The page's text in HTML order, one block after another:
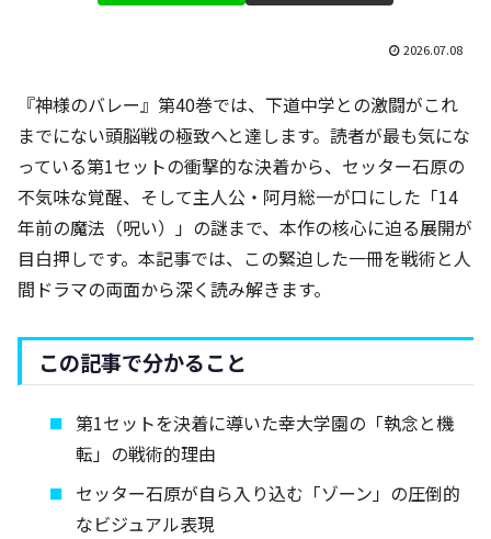
2026.07.08
『神様のバレー』第40巻では、下道中学との激闘がこれ
までにない頭脳戦の極致へと達します。読者が最も気にな
っている第1セットの衝撃的な決着から、セッター石原の
不気味な覚醒、そして主人公・阿月総一が口にした「14
年前の魔法（呪い）」の謎まで、本作の核心に迫る展開が
目白押しです。本記事では、この緊迫した一冊を戦術と人
間ドラマの両面から深く読み解きます。
この記事で分かること
第1セットを決着に導いた幸大学園の「執念と機
転」の戦術的理由
セッター石原が自ら入り込む「ゾーン」の圧倒的
なビジュアル表現